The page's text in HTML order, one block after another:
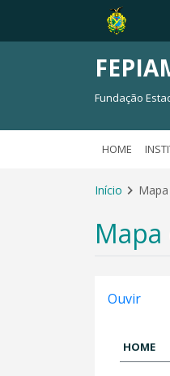
Fundação
HOME
Início
Ouvir
HOME